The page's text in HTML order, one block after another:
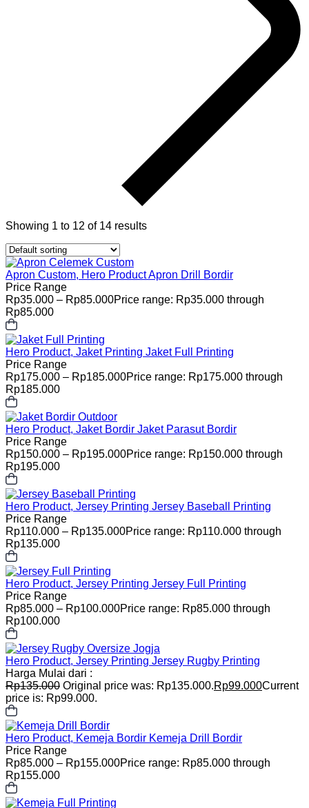
Showing 1 to 12 of 14 results
Apron Custom, Hero ProductApron Drill Bordir
Price Range
Rp35.000 – Rp85.000Price range: Rp35.000 through
Rp85.000
Hero Product, Jaket Printing Jaket Full Printing
Price Range
Rp175.000 – Rp185.000Price range: Rp175.000 through
Rp185.000
Hero Product, Jaket Bordir Jaket Parasut Bordir
Price Range
Rp150.000 – Rp195.000Price range: Rp150.000 through
Rp195.000
Hero Product, Jersey Printing Jersey Baseball Printing
Price Range
Rp110.000 – Rp135.000Price range: Rp110.000 through
Rp135.000
Hero Product, Jersey Printing Jersey Full Printing
Price Range
Rp85.000 – Rp100.000Price range: Rp85.000 through
Rp100.000
Hero Product, Jersey Printing Jersey Rugby Printing
Harga Mulai dari :
Rp135.000 Original price was: Rp135.000.Rp99.000Current
price is: Rp99.000.
Hero Product, Kemeja Bordir Kemeja Drill Bordir
Price Range
Rp85.000 – Rp155.000Price range: Rp85.000 through
Rp155.000